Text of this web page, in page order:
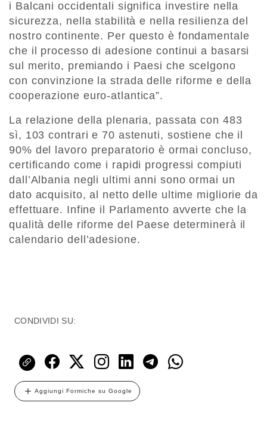
i Balcani occidentali significa investire nella
sicurezza, nella stabilità e nella resilienza del
nostro continente. Per questo è fondamentale
che il processo di adesione continui a basarsi
sul merito, premiando i Paesi che scelgono
con convinzione la strada delle riforme e della
cooperazione euro-atlantica”.
La relazione della plenaria, passata con 483
sì, 103 contrari e 70 astenuti, sostiene che il
90% del lavoro preparatorio è ormai concluso,
certificando come i rapidi progressi compiuti
dall’Albania negli ultimi anni sono ormai un
dato acquisito, al netto delle ultime migliorie da
effettuare. Infine il Parlamento avverte che la
qualità delle riforme del Paese determinerà il
calendario dell’adesione.
CONDIVIDI SU:
Aggiungi Formiche su Google